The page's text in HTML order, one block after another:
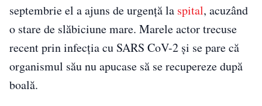
septembrie el a ajuns de urgență la spital, acuzând
o stare de slăbiciune mare. Marele actor trecuse
recent prin infecția cu SARS CoV-2 și se pare că
organismul său nu apucase să se recupereze după
boală.